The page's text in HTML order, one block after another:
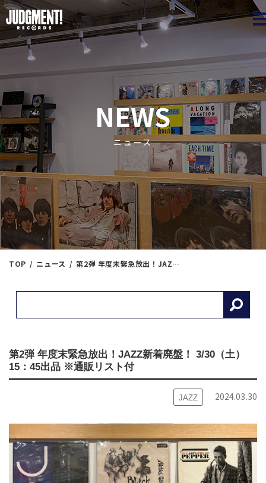
NEWS
ニュース
TOP ニュース 第2弾 年度末緊急放出！JAZZ新着廃盤！ 3/30（土）15：45出品 ※通販リスト付
第2弾 年度末緊急放出！JAZZ新着廃盤！ 3/30（土）
15：45出品 ※通販リスト付
JAZZ 2024.03.30